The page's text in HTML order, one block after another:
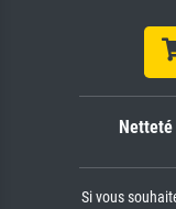
Si vous